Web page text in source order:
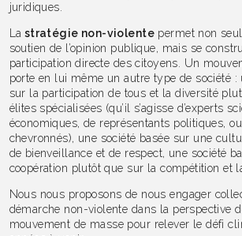
juridiques.
La stratégie non-violente permet non
soutien de l’opinion publique, mais se
participation directe des citoyens. Un
porte en lui même un autre type de société :
sur la participation de tous et la diversité
élites spécialisées (qu’il s’agisse d’experts
économiques, de représentants politiques, ou
chevronnés), une société basée sur une
de bienveillance et de respect, une société
coopération plutôt que sur la compétition et
Nous nous proposons de nous engager
démarche non-violente dans la perspective
mouvement de masse pour relever le défi